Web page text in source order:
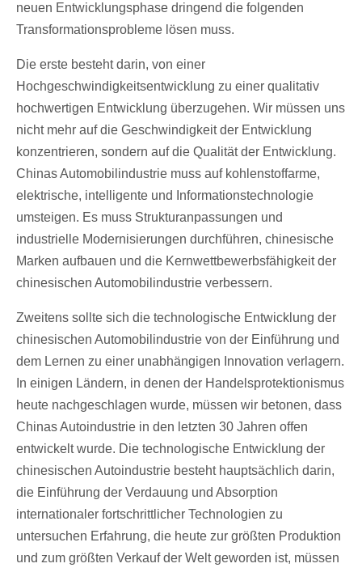
neuen Entwicklungsphase dringend die folgenden
Transformationsprobleme lösen muss.
Die erste besteht darin, von einer
Hochgeschwindigkeitsentwicklung zu einer qualitativ
hochwertigen Entwicklung überzugehen. Wir müssen uns
nicht mehr auf die Geschwindigkeit der Entwicklung
konzentrieren, sondern auf die Qualität der Entwicklung.
Chinas Automobilindustrie muss auf kohlenstoffarme,
elektrische, intelligente und Informationstechnologie
umsteigen. Es muss Strukturanpassungen und
industrielle Modernisierungen durchführen, chinesische
Marken aufbauen und die Kernwettbewerbsfähigkeit der
chinesischen Automobilindustrie verbessern.
Zweitens sollte sich die technologische Entwicklung der
chinesischen Automobilindustrie von der Einführung und
dem Lernen zu einer unabhängigen Innovation verlagern.
In einigen Ländern, in denen der Handelsprotektionismus
heute nachgeschlagen wurde, müssen wir betonen, dass
Chinas Autoindustrie in den letzten 30 Jahren offen
entwickelt wurde. Die technologische Entwicklung der
chinesischen Autoindustrie besteht hauptsächlich darin,
die Einführung der Verdauung und Absorption
internationaler fortschrittlicher Technologien zu
untersuchen Erfahrung, die heute zur größten Produktion
und zum größten Verkauf der Welt geworden ist, müssen